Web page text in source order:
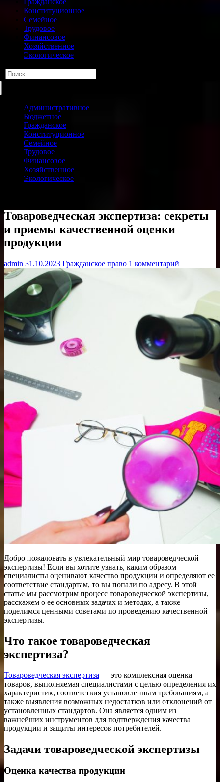
Гражданское
Конституционное
Семейное
Трудовое
Финансовое
Хозяйственное
Экологическое
Искать:
Административное
Бюджетное
Гражданское
Конституционное
Семейное
Трудовое
Финансовое
Хозяйственное
Экологическое
Товароведческая экспертиза: секреты
и приемы качественной оценки
продукции
admin 31.10.2023 Гражданское право 1 комментарий
Добро пожаловать в увлекательный мир товароведческой
экспертизы! Если вы хотите узнать, каким образом
специалисты оценивают качество продукции и определяют ее
соответствие стандартам, то вы попали по адресу. В этой
статье мы рассмотрим процесс товароведческой экспертизы,
расскажем о ее основных задачах и методах, а также
поделимся ценными советами по проведению качественной
экспертизы.
Что такое товароведческая
экспертиза?
Товароведческая экспертиза — это комплексная оценка
товаров, выполняемая специалистами с целью определения их
характеристик, соответствия установленным требованиям, а
также выявления возможных недостатков или отклонений от
установленных стандартов. Она является одним из
важнейших инструментов для подтверждения качества
продукции и защиты интересов потребителей.
Задачи товароведческой экспертизы
Оценка качества продукции